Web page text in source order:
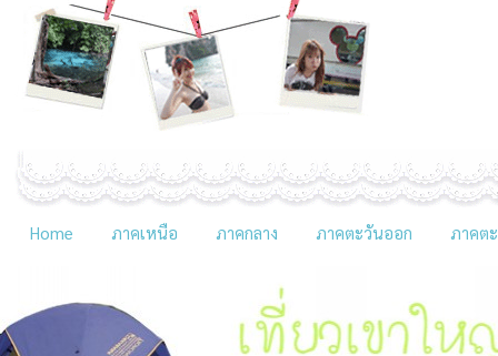
Home ภาคเหนือ ภาคกลาง ภาคตะวันออก ภาคต